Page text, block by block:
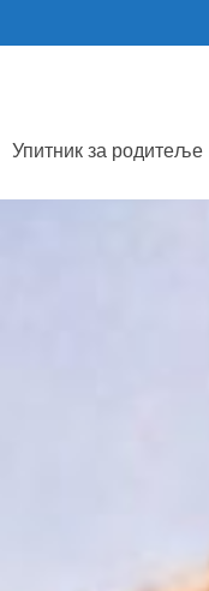
Упитник за родитеље